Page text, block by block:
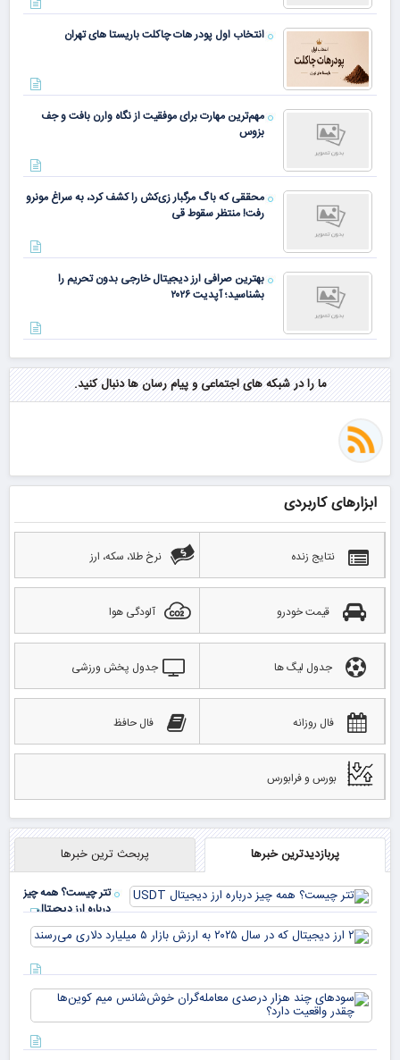
انتخاب اول پودر هات چاکلت باریستا های تهران
مهم‌ترین مهارت برای موفقیت از نگاه وارن بافت و جف
بزوس
محققی که باگ مرگبار زی‌کش را کشف کرد، به سراغ مونرو
رفت! منتظر سقوط قی
بهترین صرافی ارز دیجیتال خارجی بدون تحریم را
بشناسید؛ آپدیت ۲۰۲۶
ما را در شبکه های اجتماعی و پیام رسان ها دنبال کنید.
ابزارهای کاربردی
نتایج زنده نرخ طلا، سکه، ارز
قیمت خودرو آلودگی هوا
جدول لیگ ها جدول پخش ورزشی
فال روزانه فال حافظ
بورس و فرابورس
پربازدیدترین خبرها پربحث ترین خبرها
تتر چیست؟ همه چیز
درباره ارز دیجیتال
USDT